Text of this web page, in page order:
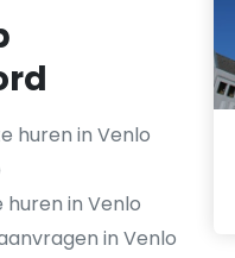
huren in Venlo
in Venlo
in Venlo